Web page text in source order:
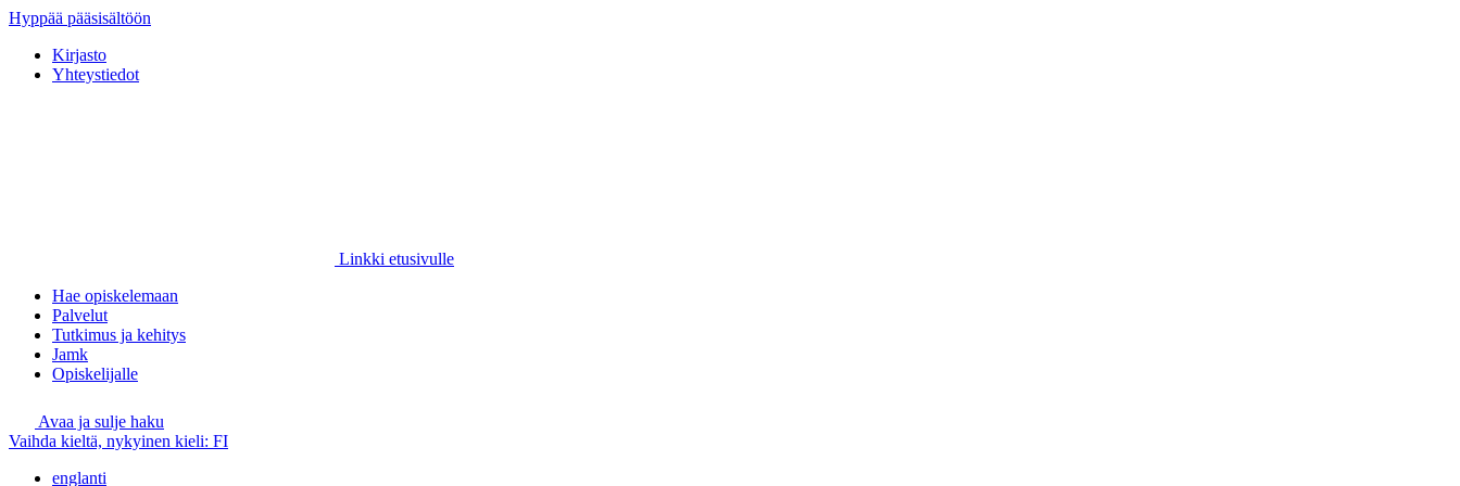
Hyppää pääsisältöön
Kirjasto
Yhteystiedot
Linkki etusivulle
Hae opiskelemaan
Palvelut
Tutkimus ja kehitys
Jamk
Opiskelijalle
Avaa ja sulje haku
Vaihda kieltä, nykyinen kieli: FI
englanti